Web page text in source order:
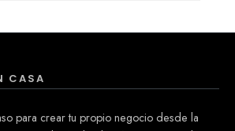
CASA
para crear tu propio negocio desde la